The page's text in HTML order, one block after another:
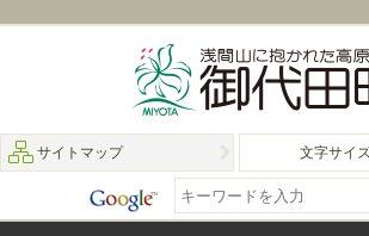
サイトマップ 文字サイ